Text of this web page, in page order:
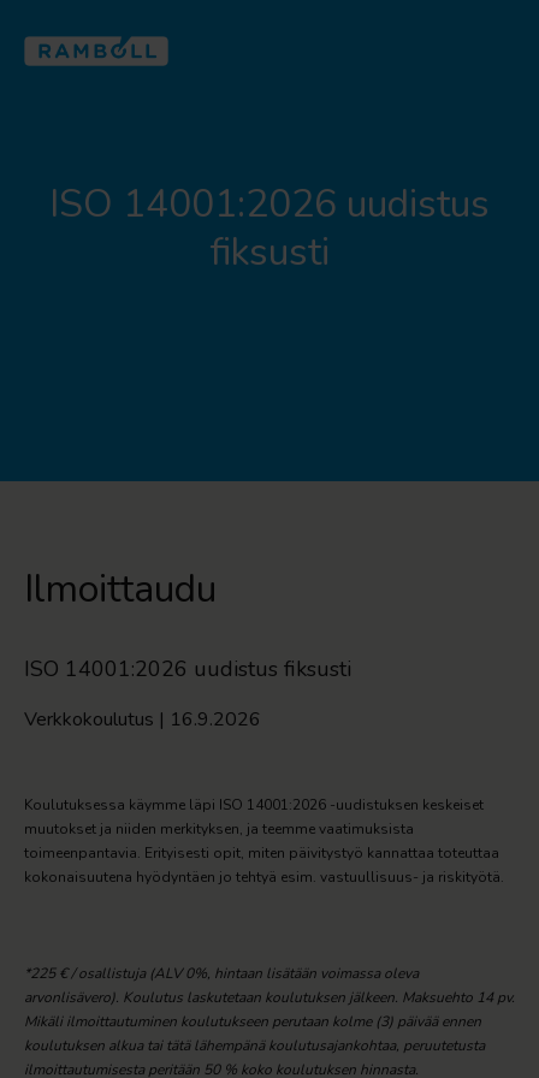
ISO 14001:2026 uudistus
fiksusti
Ilmoittaudu
ISO 14001:2026 uudistus fiksusti
Verkkokoulutus | 16.9.2026
Koulutuksessa käymme läpi ISO 14001:2026 -uudistuksen keskeiset
muutokset ja niiden merkityksen, ja teemme vaatimuksista
toimeenpantavia. Erityisesti opit, miten päivitystyö kannattaa toteuttaa
kokonaisuutena hyödyntäen jo tehtyä esim. vastuullisuus- ja riskityötä.
*225 € / osallistuja (ALV 0%, hintaan lisätään voimassa oleva
arvonlisävero). Koulutus laskutetaan koulutuksen jälkeen. Maksuehto 14 pv.
Mikäli ilmoittautuminen koulutukseen perutaan kolme (3) päivää ennen
koulutuksen alkua tai tätä lähempänä koulutusajankohtaa, peruutetusta
ilmoittautumisesta peritään 50 % koko koulutuksen hinnasta.